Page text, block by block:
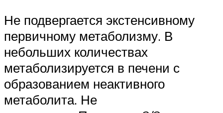
Не подвергается экстенсивному
первичному метаболизму. В
небольших количествах
метаболизируется в печени с
образованием неактивного
метаболита. Не